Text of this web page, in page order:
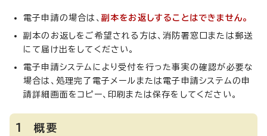
電子申請の場合は、 副本をお返しすることはできません。
副本のお返しをご希望される方は、消防署窓口または郵送
にて届け出をしてください。
電子申請システムにより受付を行った事実の確認が必要な
場合は、処理完了電子メールまたは電子申請システムの申
請詳細画面をコピー、印刷または保存をしてください。
1 概要